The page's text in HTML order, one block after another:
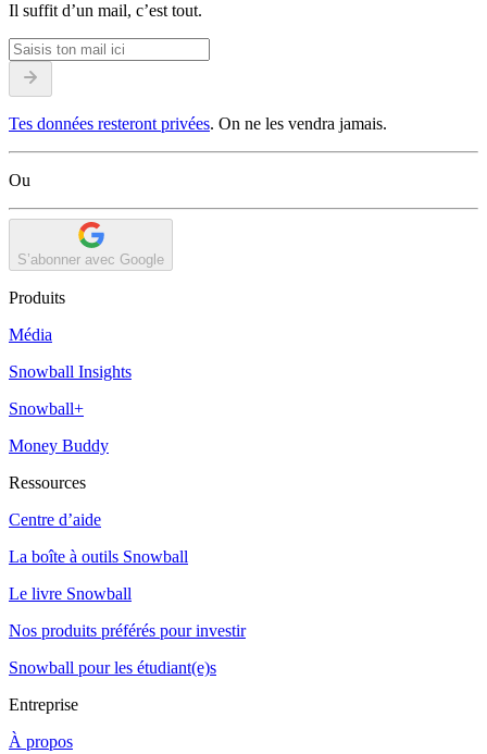
Il suffit d’un mail, c’est tout.
Tes données resteront privées. On ne les vendra jamais.
Ou
S’abonner avec Google
Produits
Média
Snowball Insights
Snowball+
Money Buddy
Ressources
Centre d’aide
La boîte à outils Snowball
Le livre Snowball
Nos produits préférés pour investir
Snowball pour les étudiant(e)s
Entreprise
À propos